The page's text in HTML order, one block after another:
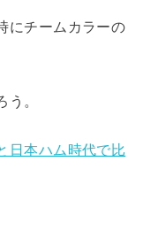
にチームカラーの
。
日本ハム時代で比